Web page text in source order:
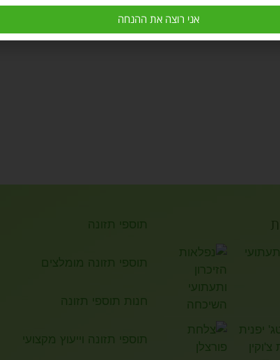
יפנית
תוספי תזונה
תוספי תזונה מומלצים
חנות תוספי תזונה
תוספי תזונה וייעוץ מקצועי
אני רוצה את ההנחה